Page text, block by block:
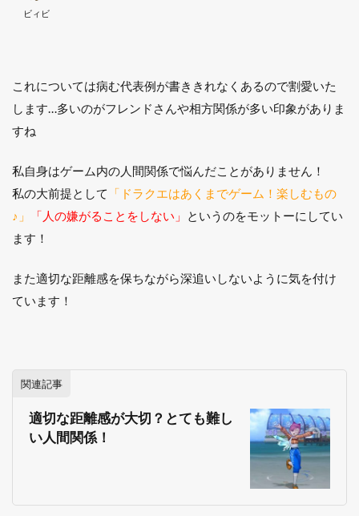
ビィビ
これについては病む代表例が書ききれなくあるので割愛いた
します…多いのがフレンドさんや相方関係が多い印象がありま
すね
私自身はゲーム内の人間関係で悩んだことがありません！
私の大前提として
「ドラクエはあくまでゲーム！楽しむもの
♪」
「人の嫌がることをしない」
というのをモットーにしてい
ます！
また適切な距離感を保ちながら深追いしないように気を付け
ています！
関連記事
適切な距離感が大切？とても難し
い人間関係！